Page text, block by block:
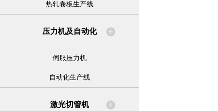
热轧卷板生产线
压力机及自动化
伺服压力机
自动化生产线
激光切管机